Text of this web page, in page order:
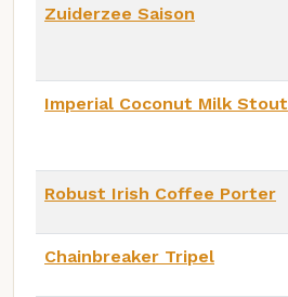
Zuiderzee Saison
Imperial Coconut Milk Stout
Robust Irish Coffee Porter
Chainbreaker Tripel